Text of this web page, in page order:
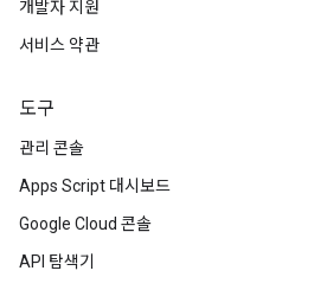
개발자 지원
서비스 약관
도구
관리 콘솔
Apps Script 대시보드
Google Cloud 콘솔
API 탐색기